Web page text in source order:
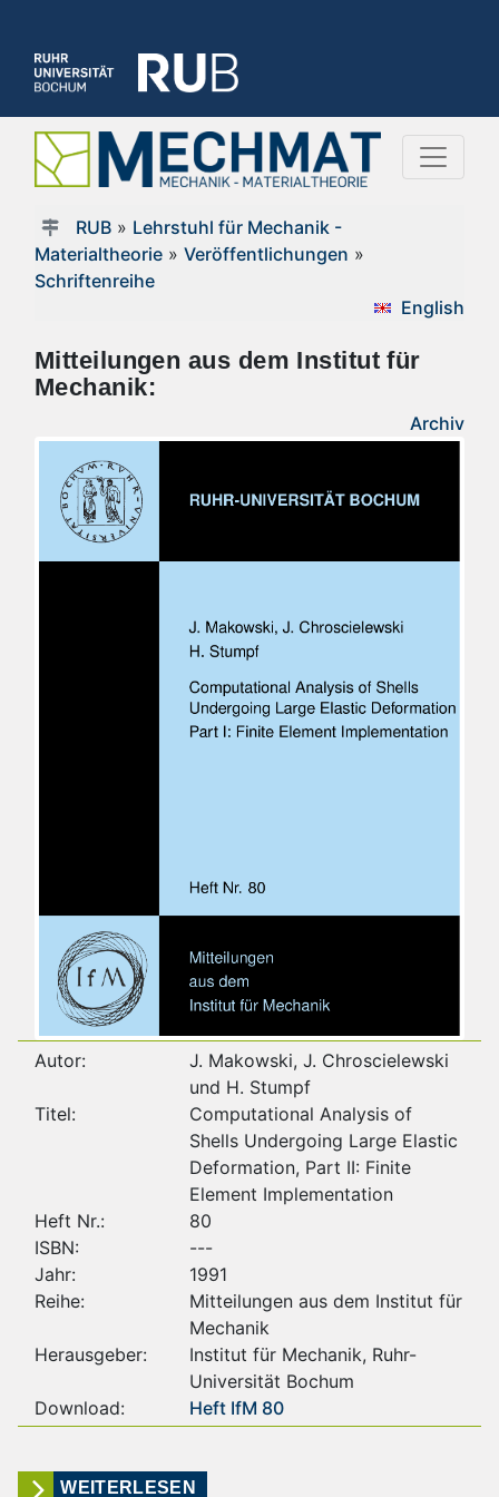
RUB» Lehrstuhl für Mechanik -
Materialtheorie » Veröffentlichungen »
Schriftenreihe
English
Mitteilungen aus dem Institut für
Mechanik:
Archiv
Autor:
J. Makowski, J. Chroscielewski
und H. Stumpf
Titel:
Computational Analysis of
Shells Undergoing Large Elastic
Deformation, Part II: Finite
Element Implementation
Heft Nr.:
80
ISBN:
---
Jahr:
1991
Reihe:
Mitteilungen aus dem Institut für
Mechanik
Herausgeber:
Institut für Mechanik, Ruhr-
Universität Bochum
Download:
Heft IfM 80
WEITERLESEN